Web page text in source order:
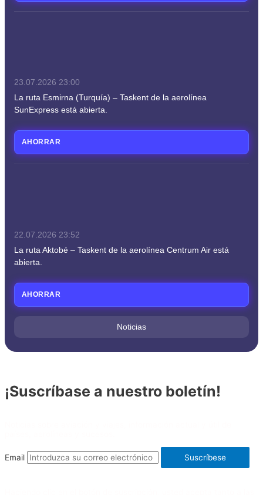
23.07.2026 23:00
La ruta Esmirna (Turquía) – Taskent de la aerolínea
SunExpress está abierta.
AHORRAR
22.07.2026 23:52
La ruta Aktobé – Taskent de la aerolínea Centrum Air está
abierta.
AHORRAR
Noticias
¡Suscríbase a nuestro boletín!
Email Suscríbese